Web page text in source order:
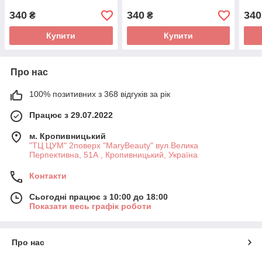
340 ₴
Купити
340₴
Купити
340
Про нас
100% позитивних з 368 відгуків за рік
Працює з 29.07.2022
м. Кропивницький
"ТЦ ЦУМ" 2поверх "MaryBeauty" вул.Велика
Перпективна, 51А , Кропивницький, Україна
Контакти
Сьогодні працює з 10:00 до 18:00
Показати весь графік роботи
Про нас